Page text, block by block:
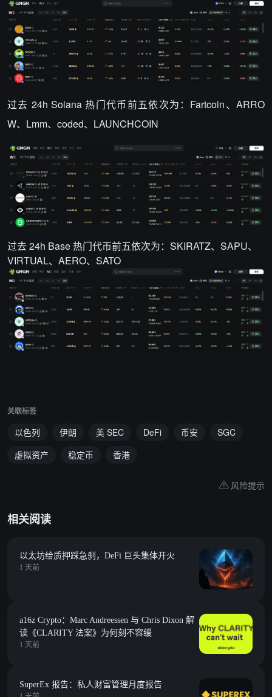
过去 24h Solana 热门代币前五依次为：Fartcoin、ARRO
W、Lmm、coded、LAUNCHCOIN
过去 24h Base 热门代币前五依次为：SKIRATZ、SAPU、
VIRTUAL、AERO、SATO
关联标签
以色列 伊朗 美 SEC DeFi 币安
SGC
虚拟资产
稳定币 香港
风险提示
相关阅读
以太坊给质押踩急刹，DeFi 巨头集体开火
1 天前
a16z Crypto：Marc Andreessen 与 Chris Dixon 解
读《CLARITY 法案》为何刻不容缓
1 天前
SuperEx 报告：私人财富管理月度报告